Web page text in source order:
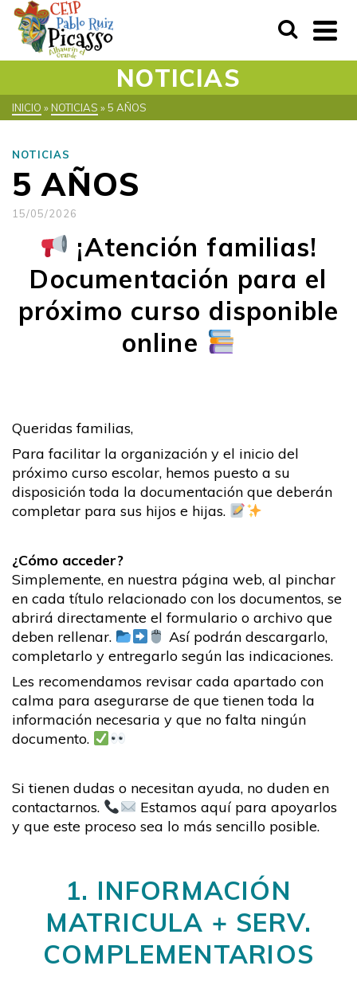
NOTICIAS
INICIO »NOTICIAS »5 AÑOS
NOTICIAS
5 AÑOS
15/05/2026
¡Atención familias!
Documentación para el
próximo curso disponible
online
Queridas familias,
Para facilitar la organización y el inicio del
próximo curso escolar, hemos puesto a su
disposición toda la documentación que deberán
completar para sus hijos e hijas.
¿Cómo acceder?
Simplemente, en nuestra página web, al pinchar
en cada título relacionado con los documentos, se
abrirá directamente el formulario o archivo que
deben rellenar.
Así podrán descargarlo,
completarlo y entregarlo según las indicaciones.
Les recomendamos revisar cada apartado con
calma para asegurarse de que tienen toda la
información necesaria y que no falta ningún
documento.
Si tienen dudas o necesitan ayuda, no duden en
contactarnos.
Estamos aquí para apoyarlos
y que este proceso sea lo más sencillo posible.
1. INFORMACIÓN
MATRICULA + SERV.
COMPLEMENTARIOS